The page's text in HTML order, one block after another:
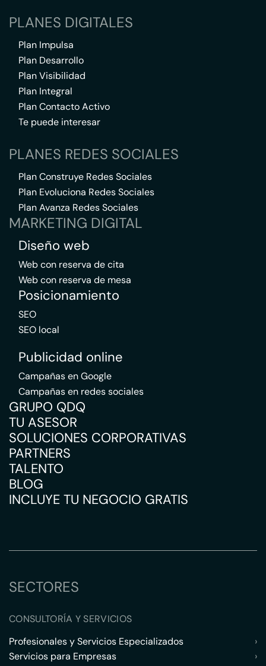
PLANES DIGITALES
Plan Impulsa
Plan Desarrollo
Plan Visibilidad
Plan Integral
Plan Contacto Activo
Te puede interesar
PLANES REDES SOCIALES
Plan Construye Redes Sociales
Plan Evoluciona Redes Sociales
Plan Avanza Redes Sociales
MARKETING DIGITAL
Diseño web
Web con reserva de cita
Web con reserva de mesa
Posicionamiento
SEO
SEO local
Publicidad online
Campañas en Google
Campañas en redes sociales
GRUPO QDQ
TU ASESOR
SOLUCIONES CORPORATIVAS
PARTNERS
TALENTO
BLOG
INCLUYE TU NEGOCIO GRATIS
SECTORES
CONSULTORÍA Y SERVICIOS
Profesionales y Servicios Especializados
›
Servicios para Empresas
›